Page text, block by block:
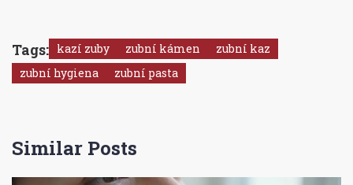
Tags: kazí zuby zubní kámen
zubní kaz
zubní hygiena
zubní pasta
Similar Posts